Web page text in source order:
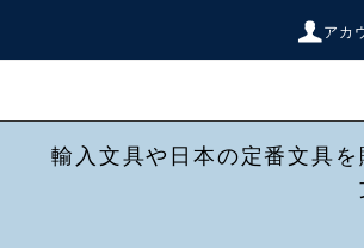
アカ
輸入文具や日本の定番文具を